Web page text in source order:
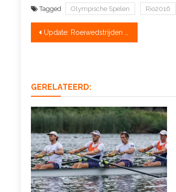
Tagged Olympische Spelen Rio2016
Bericht
Update: Roeiwedstrijden uur uitgesteld
GERELATEERD: